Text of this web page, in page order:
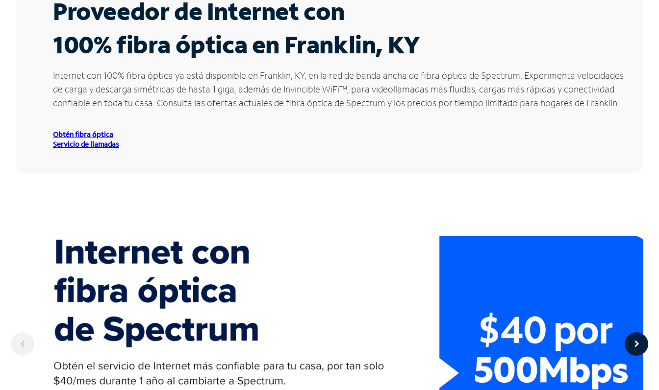
Proveedor de Internet con
100% fibra óptica en Franklin, KY
Internet con 100% fibra óptica ya está disponible en Franklin, KY, en la red de banda ancha de fibra óptica de Spectrum. Experimenta velocidades
de carga y descarga simétricas de hasta 1 giga, además de Invincible WiFi™, para videollamadas más fluidas, cargas más rápidas y conectividad
confiable en toda tu casa. Consulta las ofertas actuales de fibra óptica de Spectrum y los precios por tiempo limitado para hogares de Franklin.
Obtén fibra óptica
Servicio de llamadas